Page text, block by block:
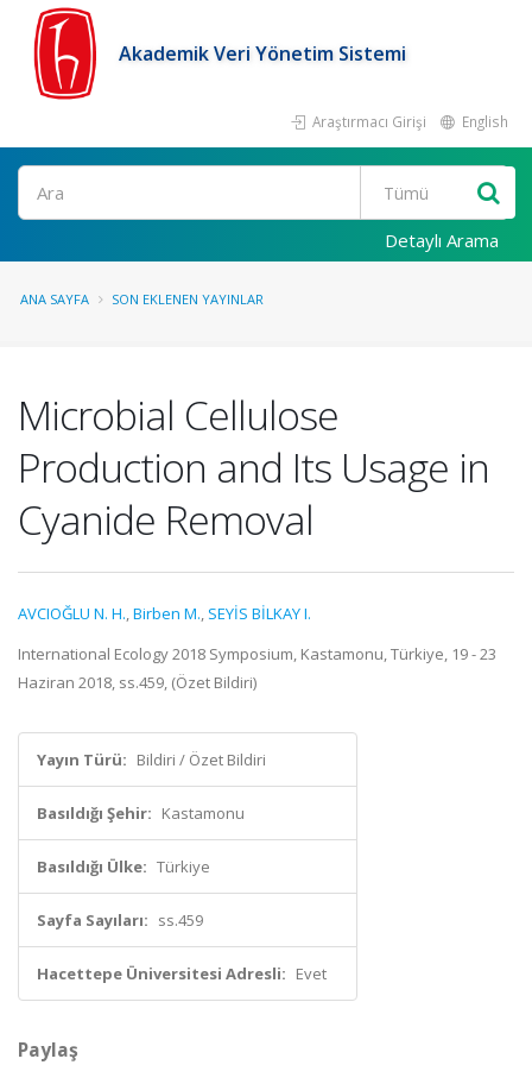
Akademik Veri Yönetim Sistemi
Araştırmacı Girişi English
Ara
Detaylı Arama
ANA SAYFA SON EKLENEN YAYINLAR
Microbial Cellulose
Production and Its Usage in
Cyanide Removal
AVCIOĞLU N. H.,Birben M., SEYİS BİLKAY I.
International Ecology 2018 Symposium, Kastamonu, Türkiye, 19 - 23
Haziran 2018, ss.459, (Özet Bildiri)
Yayın Türü: Bildiri / Özet Bildiri
Basıldığı Şehir: Kastamonu
Basıldığı Ülke: Türkiye
Sayfa Sayıları: ss.459
Hacettepe Üniversitesi Adresli: Evet
Paylaş